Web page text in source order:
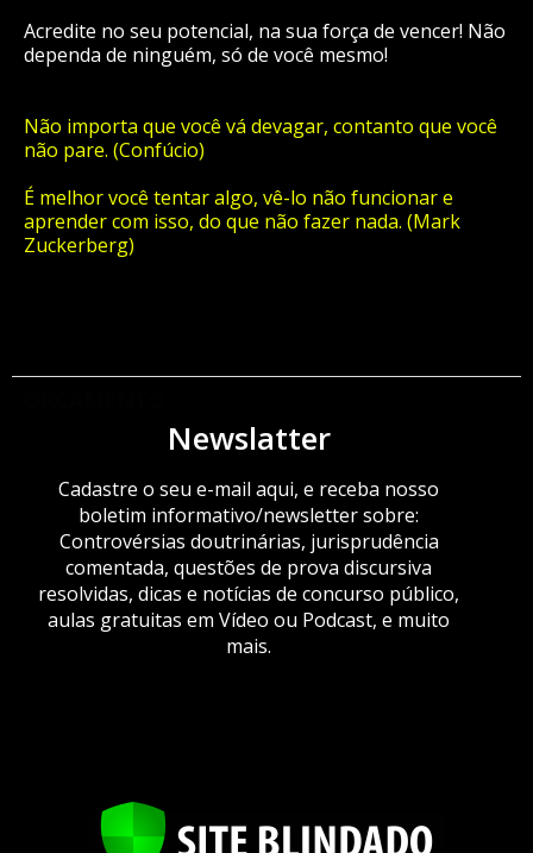
Acredite no seu potencial, na sua força de vencer! Não
dependa de ninguém, só de você mesmo!
Não importa que você vá devagar, contanto que você
não pare. (Confúcio)
É melhor você tentar algo, vê-lo não funcionar e
aprender com isso, do que não fazer nada. (Mark
Zuckerberg)
Newslatter
Cadastre o seu e-mail aqui, e receba nosso
boletim informativo/newsletter sobre:
Controvérsias doutrinárias, jurisprudência
comentada, questões de prova discursiva
resolvidas, dicas e notícias de concurso público,
aulas gratuitas em Vídeo ou Podcast, e muito
mais.